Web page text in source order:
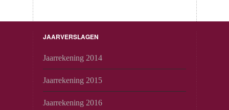
JAARVERSLAGEN
Jaarrekening 2014
Jaarrekening 2015
Jaarrekening 2016